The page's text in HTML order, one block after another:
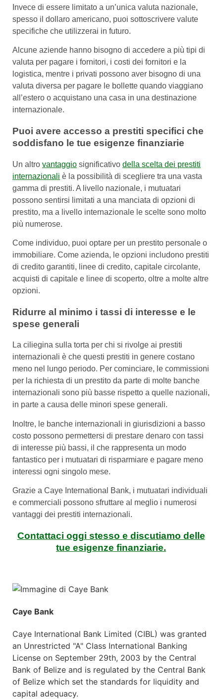
Invece di essere limitato a un’unica valuta nazionale,
spesso il dollaro americano, puoi sottoscrivere valute
specifiche che utilizzerai in futuro.
Alcune aziende hanno bisogno di accedere a più tipi di
valuta per pagare i fornitori, i costi dei fornitori e la
logistica, mentre i privati possono aver bisogno di una
valuta diversa per pagare le bollette quando viaggiano
all’estero o acquistano una casa in una destinazione
internazionale.
Puoi avere accesso a prestiti specifici che
soddisfano le tue esigenze finanziarie
Un altro vantaggio significativo della scelta dei prestiti
internazionali è la possibilità di scegliere tra una vasta
gamma di prestiti. A livello nazionale, i mutuatari
possono sentirsi limitati a una manciata di opzioni di
prestito, ma a livello internazionale le scelte sono molto
più numerose.
Come individuo, puoi optare per un prestito personale o
immobiliare. Come azienda, le opzioni includono prestiti
di credito garantiti, linee di credito, capitale circolante,
acquisti di capitale e linee di scoperto, oltre a molte altre
opzioni.
Ridurre al minimo i tassi di interesse e le
spese generali
La ciliegina sulla torta per chi si rivolge ai prestiti
internazionali è che questi prestiti in genere costano
meno nel lungo periodo. Per cominciare, le commissioni
per la richiesta di un prestito da parte di molte banche
internazionali sono più basse rispetto a quelle nazionali,
in parte a causa delle minori spese generali.
Inoltre, le banche internazionali in giurisdizioni a basso
costo possono permettersi di prestare denaro con tassi
di interesse più bassi, il che rappresenta un modo
fantastico per i mutuatari di risparmiare e pagare meno
interessi ogni singolo mese.
Grazie a Caye International Bank, i mutuatari individuali
e commerciali possono sfruttare al meglio i numerosi
vantaggi dei prestiti internazionali.
Contattaci oggi stesso e discutiamo delle
tue esigenze finanziarie.
Caye Bank
Caye International Bank Limited (CIBL) was granted
an Unrestricted "A" Class International Banking
License on September 29th, 2003 by the Central
Bank of Belize and is regulated by the Central Bank
of Belize which set the standards for liquidity and
capital adequacy.